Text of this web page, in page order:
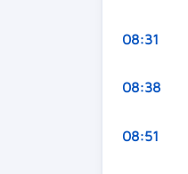
08:31
08:38
08:51